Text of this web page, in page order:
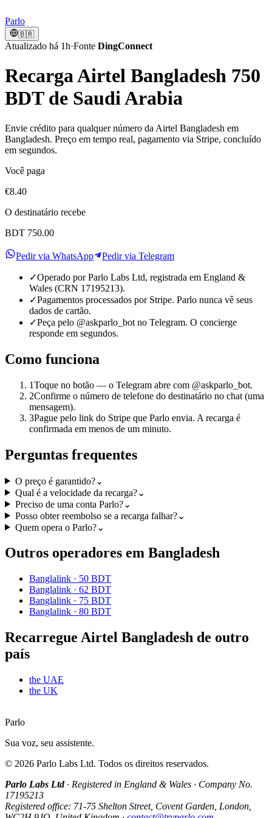
Parlo
🇧🇷
Atualizado há 1h·Fonte DingConnect
Recarga Airtel Bangladesh 750
BDT de Saudi Arabia
Envie crédito para qualquer número da Airtel Bangladesh em
Bangladesh. Preço em tempo real, pagamento via Stripe, concluído
em segundos.
Você paga
€8.40
O destinatário recebe
BDT 750.00
Pedir via WhatsApp Pedir via Telegram
✓Operado por Parlo Labs Ltd, registrada em England &
Wales (CRN 17195213).
✓Pagamentos processados por Stripe. Parlo nunca vê seus
dados de cartão.
✓Peça pelo @askparlo_bot no Telegram. O concierge
responde em segundos.
Como funciona
1Toque no botão — o Telegram abre com @askparlo_bot.
2Confirme o número de telefone do destinatário no chat (uma
mensagem).
3Pague pelo link do Stripe que Parlo envia. A recarga é
confirmada em menos de um minuto.
Perguntas frequentes
O preço é garantido?⌄
Qual é a velocidade da recarga?⌄
Preciso de uma conta Parlo?⌄
Posso obter reembolso se a recarga falhar?⌄
Quem opera o Parlo?⌄
Outros operadores em Bangladesh
Banglalink · 50 BDT
Banglalink · 62 BDT
Banglalink · 75 BDT
Banglalink · 80 BDT
Recarregue Airtel Bangladesh de outro
país
the UAE
the UK
Parlo
Sua voz, seu assistente.
© 2026 Parlo Labs Ltd. Todos os direitos reservados.
Parlo Labs Ltd· Registered in England & Wales · Company No.
17195213
Registered office: 71-75 Shelton Street, Covent Garden, London,